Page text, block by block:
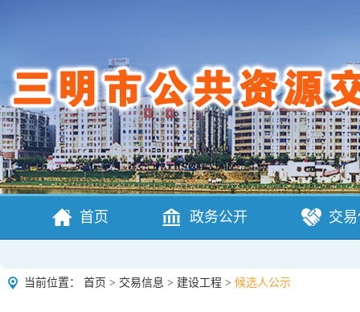
首页 政务公开 交
当前位置： 首页 > 交易信息 > 建设工程 > 候选人公示